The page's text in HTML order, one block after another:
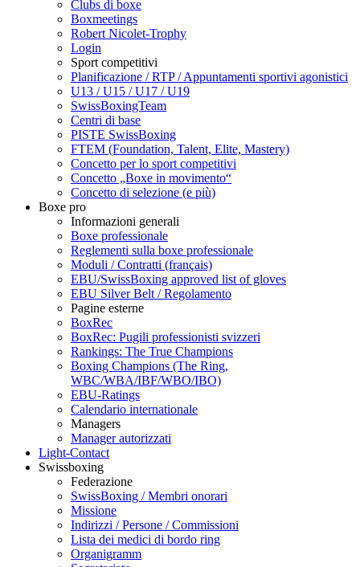
Clubs di boxe
Boxmeetings
Robert Nicolet-Trophy
Login
Sport competitivi
Planificazione / RTP / Appuntamenti sportivi agonistici
U13 / U15 / U17 / U19
SwissBoxingTeam
Centri di base
PISTE SwissBoxing
FTEM (Foundation, Talent, Elite, Mastery)
Concetto per lo sport competitivi
Concetto „Boxe in movimento“
Concetto di selezione (e più)
Boxe pro
Informazioni generali
Boxe professionale
Reglementi sulla boxe professionale
Moduli / Contratti (français)
EBU/SwissBoxing approved list of gloves
EBU Silver Belt / Regolamento
Pagine esterne
BoxRec
BoxRec: Pugili professionisti svizzeri
Rankings: The True Champions
Boxing Champions (The Ring,
WBC/WBA/IBF/WBO/IBO)
EBU-Ratings
Calendario internationale
Managers
Manager autorizzati
Light-Contact
Swissboxing
Federazione
SwissBoxing / Membri onorari
Missione
Indirizzi / Persone / Commissioni
Lista dei medici di bordo ring
Organigramm